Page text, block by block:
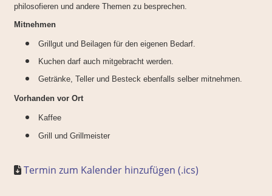
philosofieren und andere Themen zu besprechen.
Mitnehmen
Grillgut und Beilagen für den eigenen Bedarf.
Kuchen darf auch mitgebracht werden.
Getränke, Teller und Besteck ebenfalls selber mitnehmen.
Vorhanden vor Ort
Kaffee
Grill und Grillmeister
Termin zum Kalender hinzufügen (.ics)